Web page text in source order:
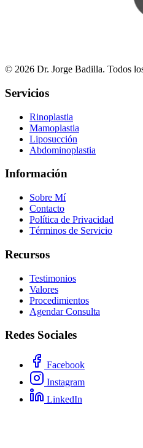
© 2026 Dr. Jorge Badilla. Todos
Servicios
Rinoplastia
Mamoplastia
Liposucción
Abdominoplastia
Información
Sobre Mí
Contacto
Política de Privacidad
Términos de Servicio
Recursos
Testimonios
Valores
Procedimientos
Agendar Consulta
Redes Sociales
Facebook
Instagram
LinkedIn